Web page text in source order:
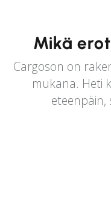
Mikä
Cargoson on
mukana. Heti
eteenpäin,